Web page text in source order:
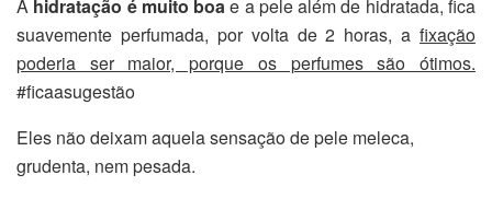
A hidratação é muito boae a pele além de hidratada, fica
suavemente perfumada, por volta de 2 horas, a fixação
poderia ser maior, porque os perfumes são ótimos.
#ficaasugestão
Eles não deixam aquela sensação de pele meleca,
grudenta, nem pesada.